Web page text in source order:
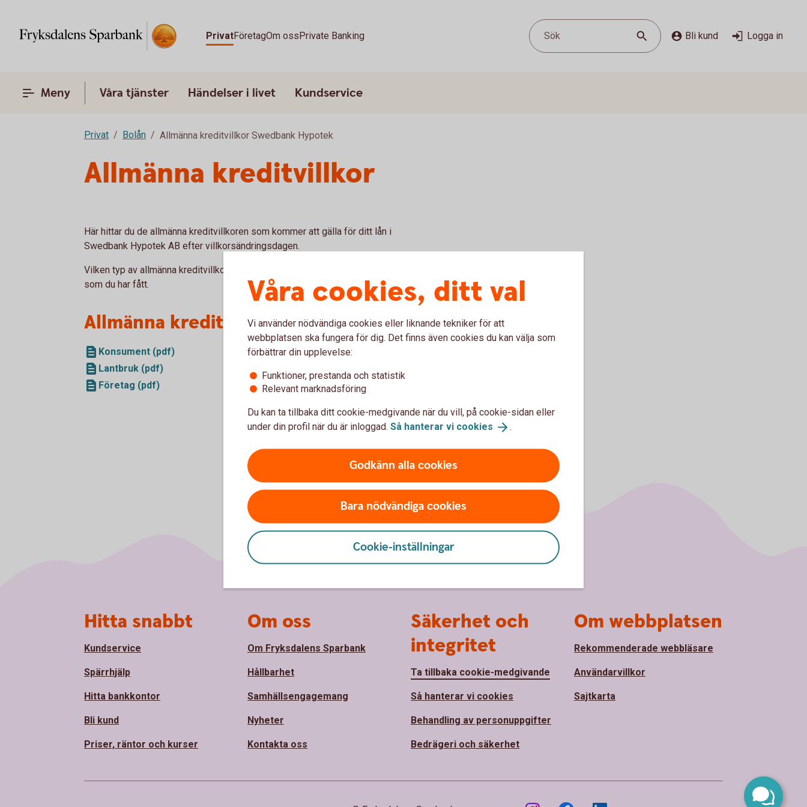
PrivatFöretagOm ossPrivate Banking Sök Bli kund Logga in
Meny Våra tjänster Händelser i livet Kundservice
Privat Bolån Allmänna kreditvillkor Swedbank Hypotek
Allmänna kreditvillkor
Här hittar du de allmänna kreditvillkoren som kommer att gälla för ditt lån i
Swedbank Hypotek AB efter villkorsändringsdagen.
Vilken typ av allmänna kreditvillkor som gäller för ditt lån framgår av brevet
som du har fått.
Allmänna kreditvillkor
Konsument (pdf)
Lantbruk (pdf)
Företag (pdf)
Våra cookies, ditt val
Vi använder nödvändiga cookies eller liknande tekniker för att
webbplatsen ska fungera för dig. Det finns även cookies du kan välja som
förbättrar din upplevelse:
Funktioner, prestanda och statistik
Relevant marknadsföring
Du kan ta tillbaka ditt cookie-medgivande när du vill, på cookie-sidan eller
under din profil när du är inloggad. Så hanterar vi cookies .
Godkänn alla cookies
Bara nödvändiga cookies
Cookie-inställningar
Hitta snabbt
Kundservice
Spärrhjälp
Hitta bankkontor
Bli kund
Priser, räntor och kurser
Om oss
Om Fryksdalens Sparbank
Hållbarhet
Samhällsengagemang
Nyheter
Kontakta oss
Säkerhet och
integritet
Ta tillbaka cookie-medgivande
Så hanterar vi cookies
Behandling av personuppgifter
Bedrägeri och säkerhet
Om webbplatsen
Rekommenderade webbläsare
Användarvillkor
Sajtkarta